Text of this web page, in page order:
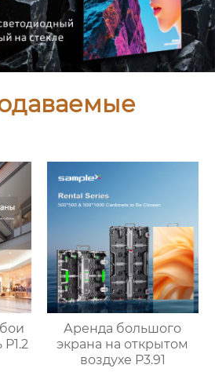
Аренда большого
экрана на открытом
воздухе P3.91